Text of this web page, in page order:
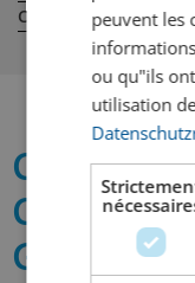
Contenu:
Ce qu'il
Cachaça
Gold
peuvent les
ou qu"ils
utilisation